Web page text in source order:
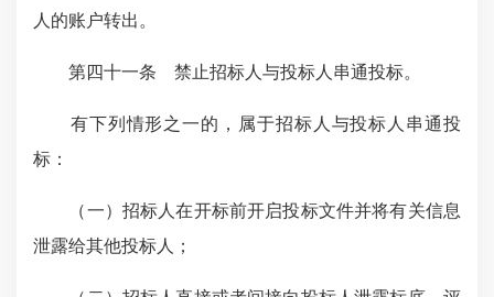
人的账户转出。
第四十一条 禁止招标人与投标人串通投标。
有下列情形之一的，属于招标人与投标人串通投
标：
（一）招标人在开标前开启投标文件并将有关信息
泄露给其他投标人；